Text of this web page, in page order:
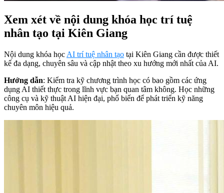
Xem xét về nội dung khóa học trí tuệ
nhân tạo tại Kiên Giang
Nội dung khóa học AI trí tuệ nhân tạo tại Kiên Giang cần được thiết
kế đa dạng, chuyên sâu và cập nhật theo xu hướng mới nhất của AI.
Hướng dẫn: Kiểm tra kỹ chương trình học có bao gồm các ứng
dụng AI thiết thực trong lĩnh vực bạn quan tâm không. Học những
công cụ và kỹ thuật AI hiện đại, phổ biến để phát triển kỹ năng
chuyên môn hiệu quả.